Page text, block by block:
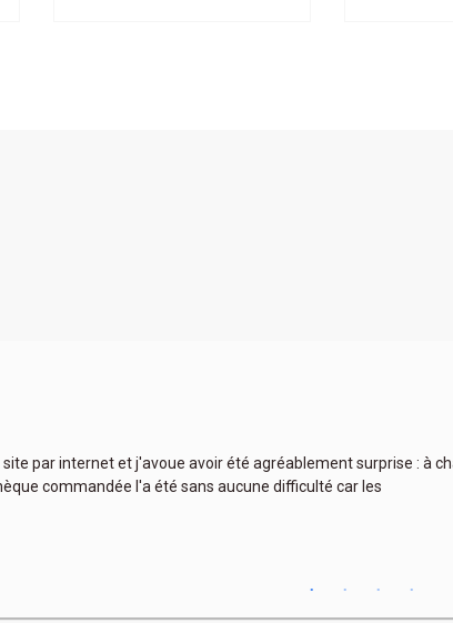
par internet et j'avoue avoir été agréablement surprise : à
commandée l'a été sans aucune difficulté car les